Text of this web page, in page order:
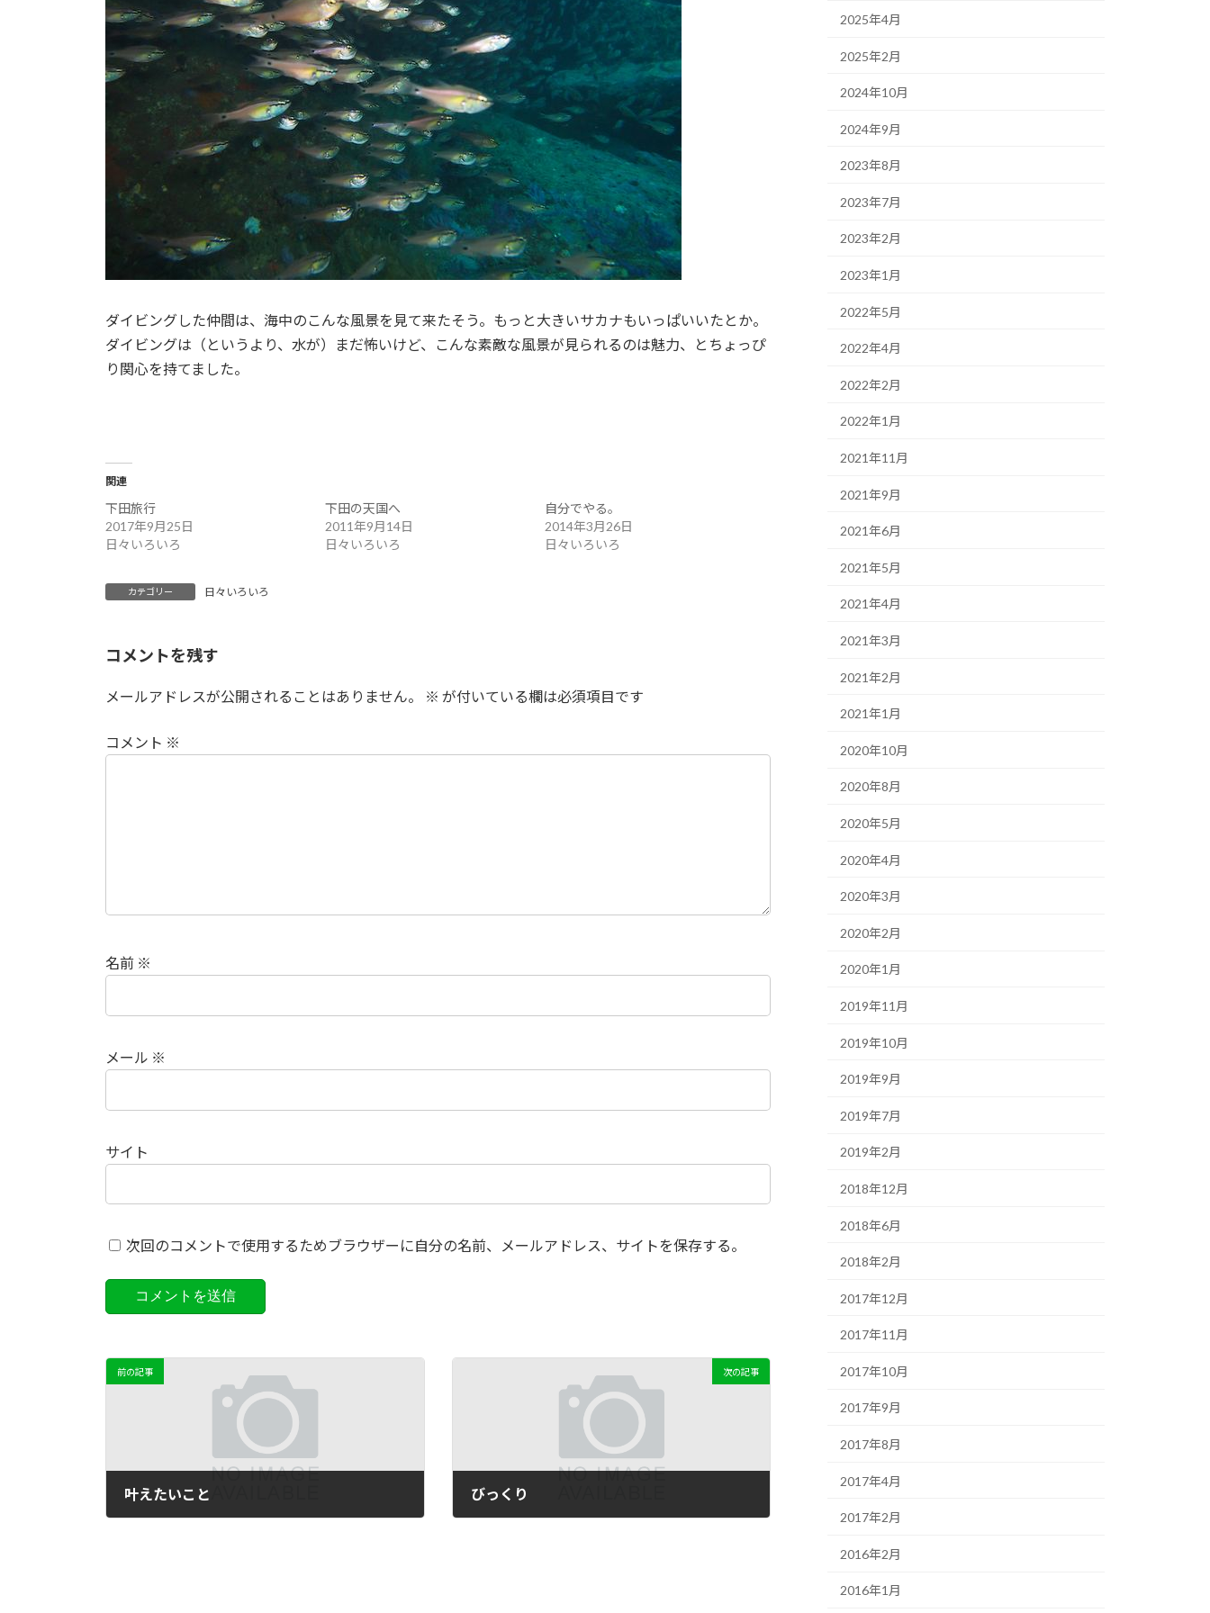
ダイビングした仲間は、海中のこんな風景を見て来たそう。もっと大きいサカナもいっぱいいたとか。
ダイビングは（というより、水が）まだ怖いけど、こんな素敵な風景が見られるのは魅力、とちょっぴ
り関心を持てました。
関連
下田旅行
2017年9月25日
日々いろいろ
下田の天国へ
2011年9月14日
日々いろいろ
自分でやる。
2014年3月26日
日々いろいろ
カテゴリー 日々いろいろ
コメントを残す
メールアドレスが公開されることはありません。 ※ が付いている欄は必須項目です
コメント ※
名前 ※
メール ※
サイト
次回のコメントで使用するためブラウザーに自分の名前、メールアドレス、サイトを保存する。
前の記事
叶えたいこと
次の記事
びっくり
2025年4月
2025年2月
2024年10月
2024年9月
2023年8月
2023年7月
2023年2月
2023年1月
2022年5月
2022年4月
2022年2月
2022年1月
2021年11月
2021年9月
2021年6月
2021年5月
2021年4月
2021年3月
2021年2月
2021年1月
2020年10月
2020年8月
2020年5月
2020年4月
2020年3月
2020年2月
2020年1月
2019年11月
2019年10月
2019年9月
2019年7月
2019年2月
2018年12月
2018年6月
2018年2月
2017年12月
2017年11月
2017年10月
2017年9月
2017年8月
2017年4月
2017年2月
2016年2月
2016年1月